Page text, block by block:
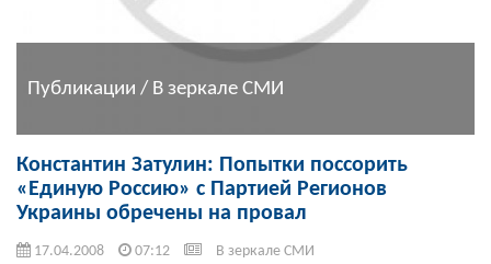
Публикации / В зеркале СМИ
Константин Затулин: Попытки поссорить
«Единую Россию» с Партией Регионов
Украины обречены на провал
17.04.2008 07:12 В зеркале СМИ